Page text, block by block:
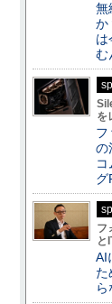
無
か
は
む
を
フ
の
グ
フ
と
AI
た
ら